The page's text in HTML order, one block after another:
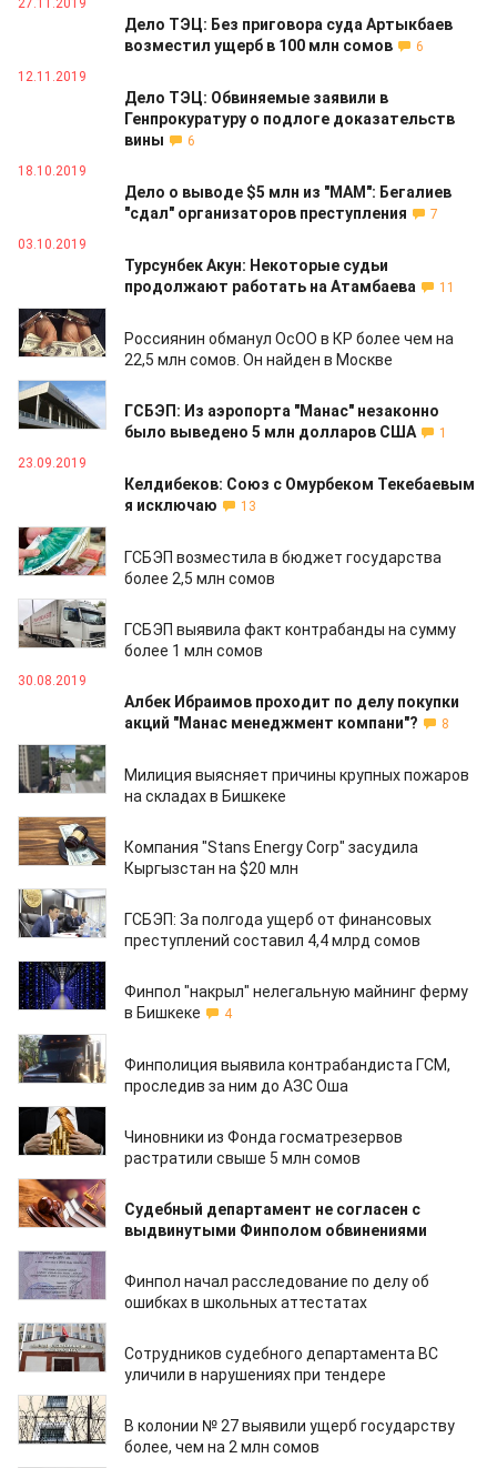
27.11.2019
Дело ТЭЦ: Без приговора суда Артыкбаев
возместил ущерб в 100 млн сомов
6
12.11.2019
Дело ТЭЦ: Обвиняемые заявили в
Генпрокуратуру о подлоге доказательств
вины
6
18.10.2019
Дело о выводе $5 млн из "МАМ": Бегалиев
"сдал" организаторов преступления
7
03.10.2019
Турсунбек Акун: Некоторые судьи
продолжают работать на Атамбаева
11
02.10.2019
Россиянин обманул ОсОО в КР более чем на
22,5 млн сомов. Он найден в Москве
01.10.2019
ГСБЭП: Из аэропорта "Манас" незаконно
было выведено 5 млн долларов США
1
23.09.2019
Келдибеков: Союз с Омурбеком Текебаевым
я исключаю
13
23.09.2019
ГСБЭП возместила в бюджет государства
более 2,5 млн сомов
12.09.2019
ГСБЭП выявила факт контрабанды на сумму
более 1 млн сомов
30.08.2019
Албек Ибраимов проходит по делу покупки
акций "Манас менеджмент компани"?
8
23.08.2019
Милиция выясняет причины крупных пожаров
на складах в Бишкеке
23.08.2019
Компания "Stans Energy Corp" засудила
Кыргызстан на $20 млн
26.07.2019
ГСБЭП: За полгода ущерб от финансовых
преступлений составил 4,4 млрд сомов
17.07.2019
Финпол "накрыл" нелегальную майнинг ферму
в Бишкеке
4
15.07.2019
Финполиция выявила контрабандиста ГСМ,
проследив за ним до АЗС Оша
08.07.2019
Чиновники из Фонда госматрезервов
растратили свыше 5 млн сомов
05.07.2019
Судебный департамент не согласен с
выдвинутыми Финполом обвинениями
05.07.2019
Финпол начал расследование по делу об
ошибках в школьных аттестатах
04.07.2019
Сотрудников судебного департамента ВС
уличили в нарушениях при тендере
24.06.2019
В колонии № 27 выявили ущерб государству
более, чем на 2 млн сомов